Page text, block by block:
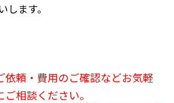
します。
依頼・費用のご確認などお気軽
ご相談ください。